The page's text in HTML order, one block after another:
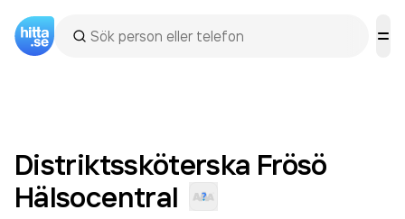
Distriktssköterska Frösö
Hälsocentral